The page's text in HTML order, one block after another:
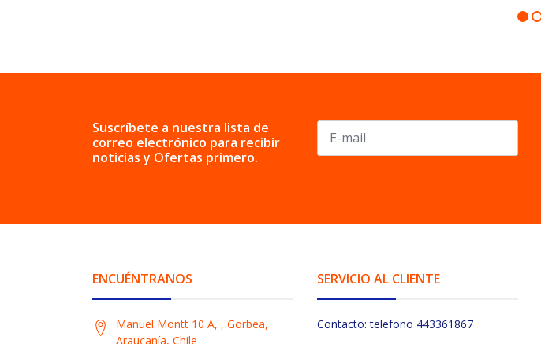
Suscríbete a nuestra lista de
correo electrónico para recibir
noticias y Ofertas primero.
ENCUÉNTRANOS
Manuel Montt 10 A, , Gorbea,
Araucanía, Chile
SERVICIO AL CLIENTE
Contacto: telefono 443361867